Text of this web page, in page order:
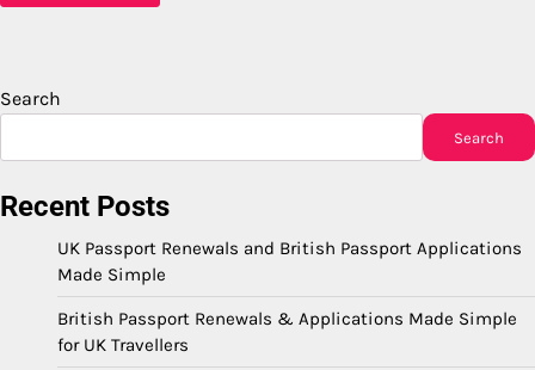
Search
Search
Recent Posts
UK Passport Renewals and British Passport Applications
Made Simple
British Passport Renewals & Applications Made Simple
for UK Travellers